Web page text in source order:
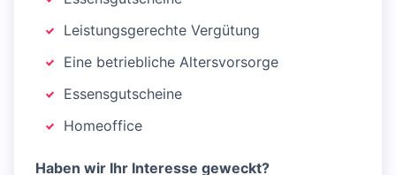
Leistungsgerechte Vergütung
Eine betriebliche Altersvorsorge
Essensgutscheine
Homeoffice
Haben wir Ihr Interesse geweckt?